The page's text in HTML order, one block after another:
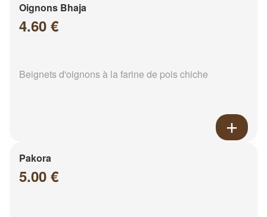
Oignons Bhaja
4.60 €
Beignets d'oignons à la farine de pois chiche
Pakora
5.00 €